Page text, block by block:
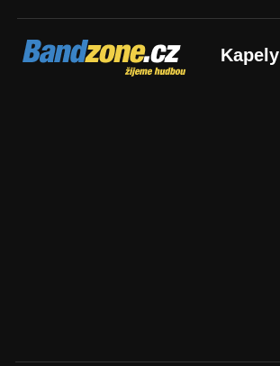
Bandzone.cz
žijeme hudbou Kapely